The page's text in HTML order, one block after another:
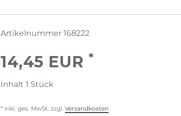
Artikelnummer 168222
14,45 EUR *
Inhalt 1 Stück
* inkl. ges. MwSt. zzgl. Versandkosten